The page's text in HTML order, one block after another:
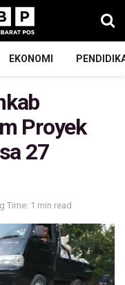
EKONOMI
Proyek
27
Time: 1 min read